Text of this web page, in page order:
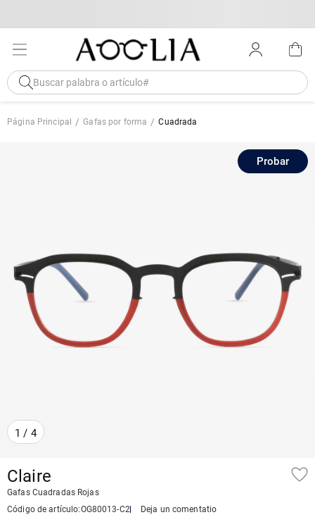
Página Principal Gafas por forma Cuadrada
1 / 4
Probar
Claire
Gafas Cuadradas Rojas
Código de artículo:OG80013-C2 Deja un comentatio